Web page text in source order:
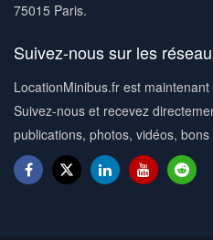
75015 Paris.
Suivez-nous sur les
LocationMinibus.fr est
Suivez-nous et recevez
publications, photos, vidéos,